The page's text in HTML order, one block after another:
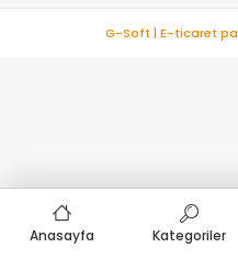
Anasayfa Kategoriler
G-Soft | E-ticaret